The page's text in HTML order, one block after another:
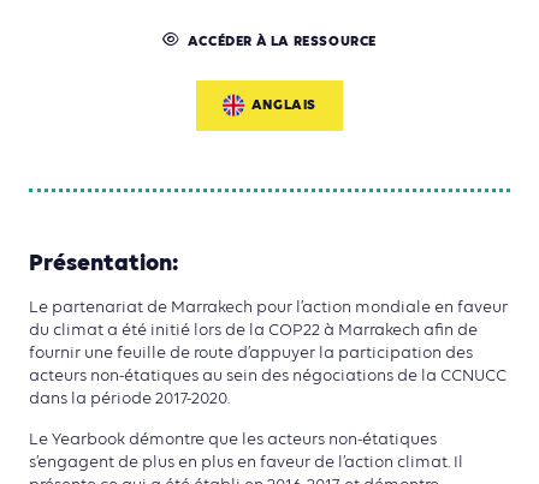
ACCÉDER À LA RESSOURCE
ANGLAIS
Présentation:
Le partenariat de Marrakech pour l’action mondiale en faveur
du climat a été initié lors de la COP22 à Marrakech afin de
fournir une feuille de route d’appuyer la participation des
acteurs non-étatiques au sein des négociations de la CCNUCC
dans la période 2017-2020.
Le Yearbook démontre que les acteurs non-étatiques
s’engagent de plus en plus en faveur de l’action climat. Il